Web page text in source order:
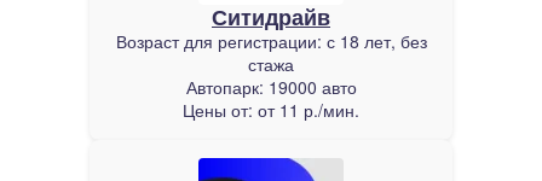
Ситидрайв
Возраст для регистрации: с 18 лет, без
стажа
Автопарк: 19000 авто
Цены от: от 11 р./мин.